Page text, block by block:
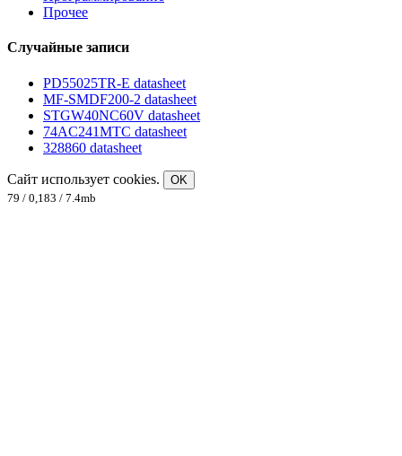
Прочее
Случайные записи
PD55025TR-E datasheet
MF-SMDF200-2 datasheet
STGW40NC60V datasheet
74AC241MTC datasheet
328860 datasheet
Сайт использует cookies.
OK
79 / 0,183 / 7.4mb